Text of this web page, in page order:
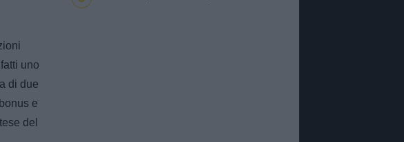
uno
di due
e
del